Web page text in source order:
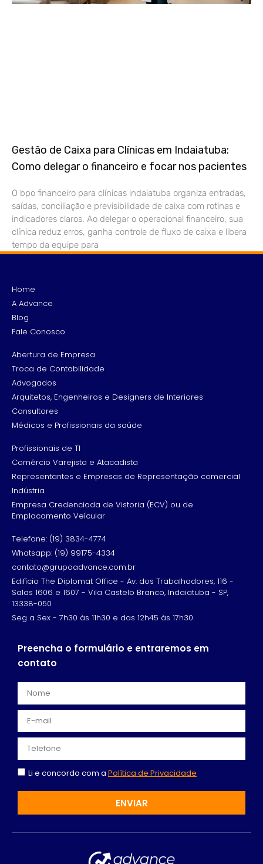
Gestão de Caixa para Clínicas em Indaiatuba:
Como delegar o financeiro e focar nos pacientes
O bpo financeiro para clínicas indaiatuba organiza entradas,
saídas, conciliação e previsibilidade de caixa com rotinas e
indicadores claros. Ao delegar o operacional financeiro, sua
clínica reduz erros, ganha controle de fluxo de caixa e libera
tempo da equipe para
Home
A Advance
Blog
Fale Conosco
Abertura de Empresa
Troca de Contabilidade
Advogados
Arquitetos, Engenheiros e Designers de Interiores
Consultores
Médicos e Profissionais da saúde
Profissionais de TI
Comércio Varejista e Atacadista
Representantes e Empresas de Representação comercial
Indústria
Empresa Credenciada de Vistoria (ECV) ou de
Emplacamento Veícular
Telefone: (19) 3834-4774
Whatsapp: (19) 99175-4334
contato@grupoadvance.com.br
Edifício The Diplomat Office - Av. dos Trabalhadores, 116 -
Salas 1606 e 1607 - Vila Castelo Branco, Indaiatuba - SP,
13338-050
Seg a Sex - 7h30 às 11h30 e das 12h45 às 17h30.
Preencha o formulário e entraremos em
contato
Li e concordo com a Política de Privacidade
ENVIAR